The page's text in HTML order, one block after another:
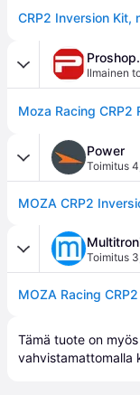
CRP2 Inversion Kit,
Ilmainen
Power
Toimitus
MOZA CRP2
Toimitus
Tämä tuote on
vahvistamattomalla